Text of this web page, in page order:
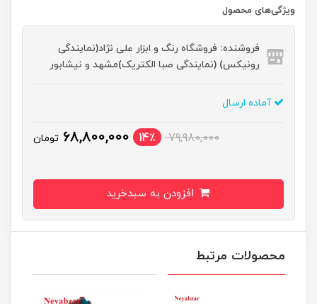
ویژگی‌های محصول
فروشنده: فروشگاه رنگ و ابزار علی نژاد(نمایندگی
رونیکس) (نمایندگی صبا الکتریک)مشهد و نیشابور
آماده ارسال
79,980,000 14٪ 68,800,000 تومان
محصولات مرتبط